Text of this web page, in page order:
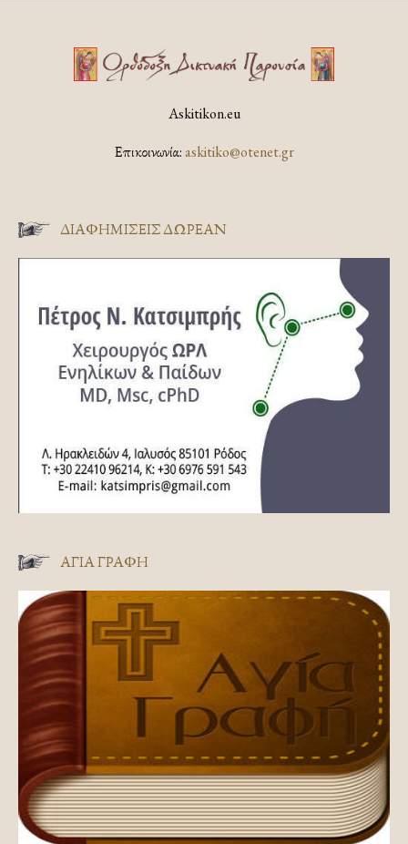
Askitikon.eu
Επικοινωνία:askitiko@otenet.gr
ΔΙΑΦΗΜΊΣΕΙΣ ΔΩΡΕΆΝ
ΑΓΊΑ ΓΡΑΦΉ